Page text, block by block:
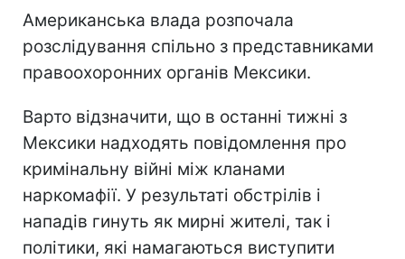
Американська влада розпочала
розслідування спільно з представниками
правоохоронних органів Мексики.
Варто відзначити, що в останні тижні з
Мексики надходять повідомлення про
кримінальну війні між кланами
наркомафії. У результаті обстрілів і
нападів гинуть як мирні жителі, так і
політики, які намагаються виступити